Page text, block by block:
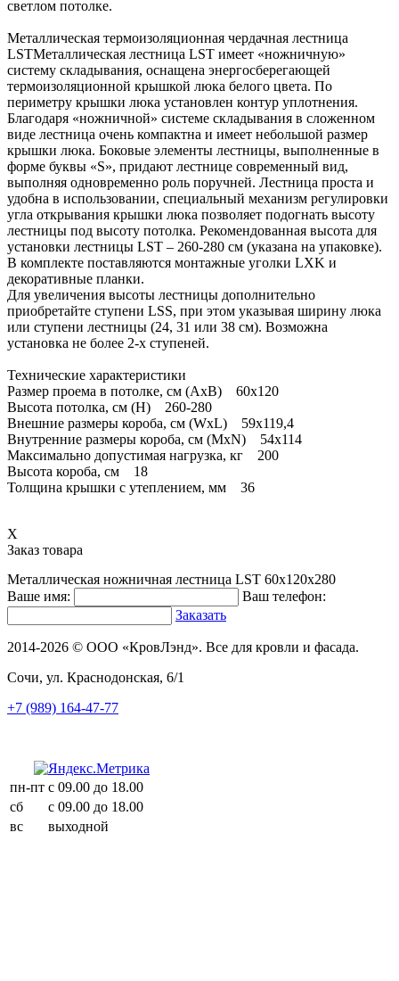
светлом потолке.
Металлическая термоизоляционная чердачная лестница
LSTМеталлическая лестница LST имеет «ножничную»
систему складывания, оснащена энергосберегающей
термоизоляционной крышкой люка белого цвета. По
периметру крышки люка установлен контур уплотнения.
Благодаря «ножничной» системе складывания в сложенном
виде лестница очень компактна и имеет небольшой размер
крышки люка. Боковые элементы лестницы, выполненные в
форме буквы «S», придают лестнице современный вид,
выполняя одновременно роль поручней. Лестница проста и
удобна в использовании, специальный механизм регулировки
угла открывания крышки люка позволяет подогнать высоту
лестницы под высоту потолка. Рекомендованная высота для
установки лестницы LST – 260-280 см (указана на упаковке).
В комплекте поставляются монтажные уголки LXK и
декоративные планки.
Для увеличения высоты лестницы дополнительно
приобретайте ступени LSS , при этом указывая ширину люка
или ступени лестницы (24, 31 или 38 см). Возможна
установка не более 2-х ступеней.
Технические характеристики
Размер проема в потолке, см (AxB) 60x120
Высота потолка, см (H) 260-280
Внешние размеры короба, см (WxL) 59x119,4
Внутренние размеры короба, см (MxN) 54x114
Максимально допустимая нагрузка, кг 200
Высота короба, см 18
Толщина крышки с утеплением, мм 36
X
Заказ товара
Металлическая ножничная лестница LST 60х120х280
Ваше имя:
Ваш телефон:
Заказать
2014-2026 © ООО «КровЛэнд». Все для кровли и фасада.
Сочи, ул. Краснодонская, 6/1
+7 (989) 164-47-77
пн-пт с 09.00 до 18.00
сб
с 09.00 до 18.00
вс
выходной